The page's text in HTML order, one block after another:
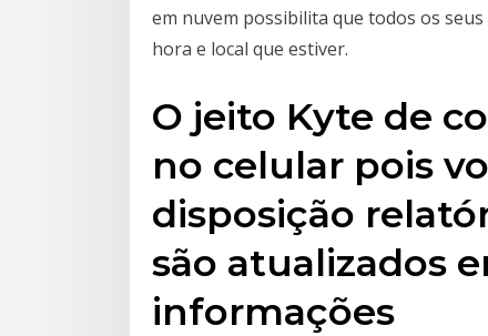
em nuvem possibilita que todos os
hora e local que estiver.
O jeito Kyte de
no celular pois
disposição
são atualizados
informações